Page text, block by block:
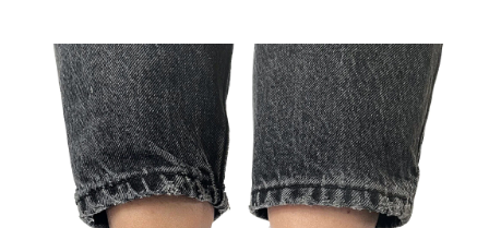
navigation